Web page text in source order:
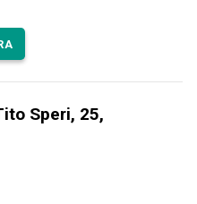
Speri, 25,